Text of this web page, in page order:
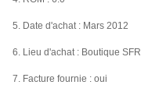
5. Date d'achat : Mars 2012
6. Lieu d'achat : Boutique SFR
7. Facture fournie : oui